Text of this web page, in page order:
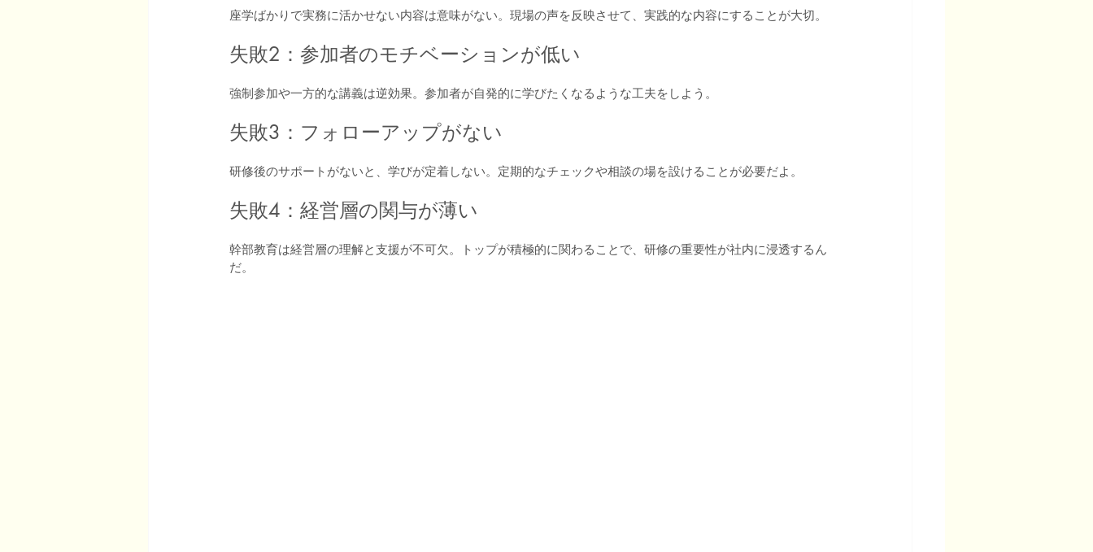
座学ばかりで実務に活かせない内容は意味がない。現場の声を反映させて、実践的な内容にすることが大切。
失敗2：参加者のモチベーションが低い
強制参加や一方的な講義は逆効果。参加者が自発的に学びたくなるような工夫をしよう。
失敗3：フォローアップがない
研修後のサポートがないと、学びが定着しない。定期的なチェックや相談の場を設けることが必要だよ。
失敗4：経営層の関与が薄い
幹部教育は経営層の理解と支援が不可欠。トップが積極的に関わることで、研修の重要性が社内に浸透するん
だ。